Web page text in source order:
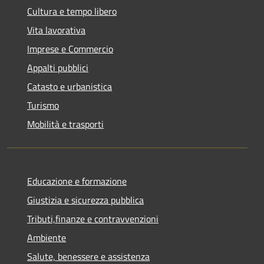
Cultura e tempo libero
Vita lavorativa
Imprese e Commercio
Appalti pubblici
Catasto e urbanistica
Turismo
Mobilità e trasporti
Educazione e formazione
Giustizia e sicurezza pubblica
Tributi,finanze e contravvenzioni
Ambiente
Salute, benessere e assistenza